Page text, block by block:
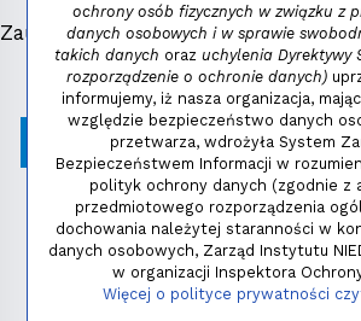
Zauważyłeś błąd, masz propozycje
napisz:
Polityka prywatności
Copyright © 2026 - Instytut
ochrony osób fizycznych w związku z
danych osobowych i w sprawie
takich danych oraz uchylenia Dyrektywy
rozporządzenie o ochronie danych)
informujemy, iż nasza organizacja,
względzie bezpieczeństwo danych
przetwarza, wdrożyła System
Bezpieczeństwem Informacji w
polityk ochrony danych (zgodnie z
przedmiotowego rozporządzenia
dochowania należytej staranności w
danych osobowych, Zarząd Instytutu
w organizacji Inspektora
Więcej o polityce prywatności